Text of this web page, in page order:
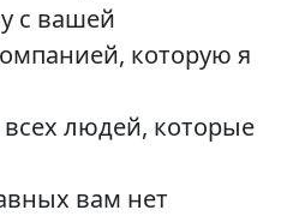
с вашей
которую я
всех людей, которые
вам нет